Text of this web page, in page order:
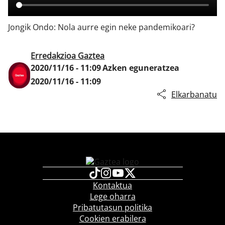
Jongik Ondo: Nola aurre egin neke pandemikoari?
Erredakzioa Gaztea
2020/11/16 - 11:09Azken eguneratzea
2020/11/16 - 11:09
Elkarbanatu
Kontaktua
Lege oharra
Pribatutasun politika
Cookien erabilera